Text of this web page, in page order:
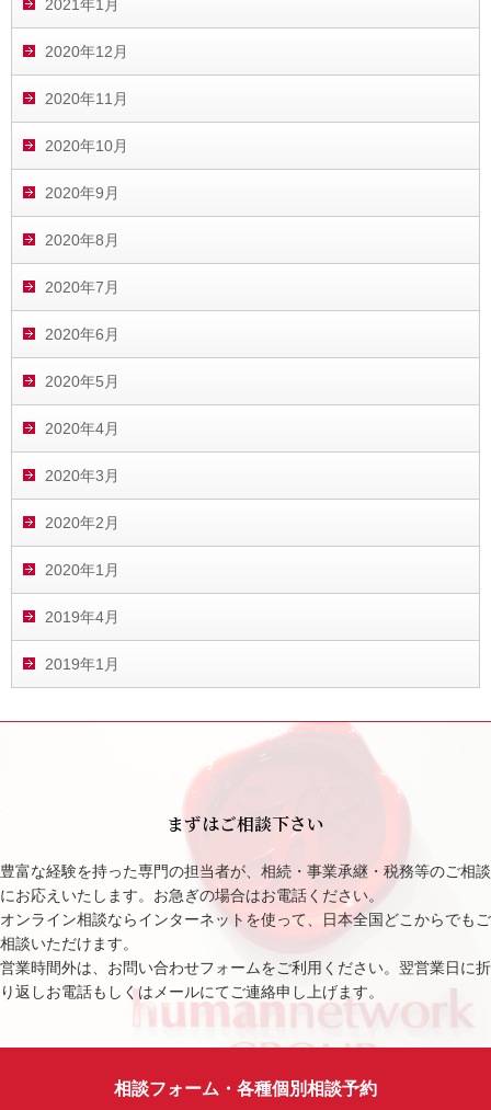
2021年1月
2020年12月
2020年11月
2020年10月
2020年9月
2020年8月
2020年7月
2020年6月
2020年5月
2020年4月
2020年3月
2020年2月
2020年1月
2019年4月
2019年1月
まずはご相談下さい
豊富な経験を持った専門の担当者が、相続・事業承継・税務等のご相談
にお応えいたします。お急ぎの場合はお電話ください。
オンライン相談ならインターネットを使って、日本全国どこからでもご
相談いただけます。
営業時間外は、お問い合わせフォームをご利用ください。翌営業日に折
り返しお電話もしくはメールにてご連絡申し上げます。
相談フォーム・各種個別相談予約